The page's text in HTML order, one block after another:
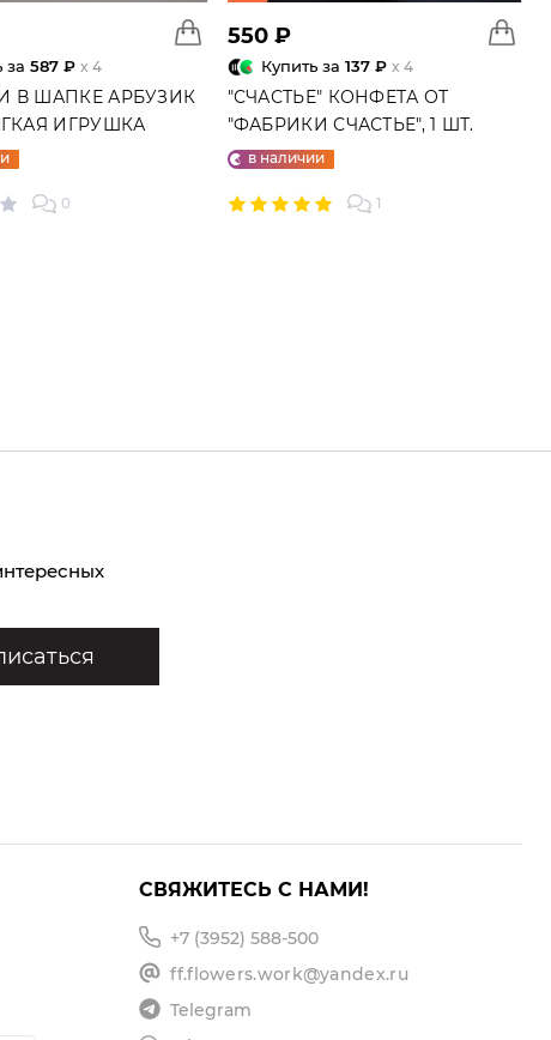
за 587 ₽ x 4
В ШАПКЕ АРБУЗИК
ИГРУШКА
0
550 ₽
Купить за 137 ₽ x 4
"СЧАСТЬЕ" КОНФЕТА ОТ
"ФАБРИКИ СЧАСТЬЕ", 1 ШТ.
в наличии
1
СВЯЖИТЕСЬ С НАМИ!
+7 (3952) 588-500
ff.flowers.work@yandex.ru
Telegram